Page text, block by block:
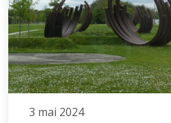
3 mai 2024